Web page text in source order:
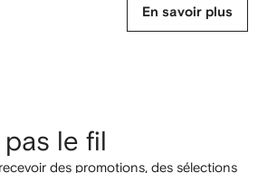
En savoir plus
le fil
des promotions, des sélections